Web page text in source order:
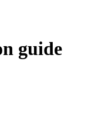
guide